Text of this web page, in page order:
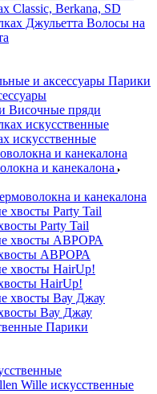
Classic, Berkana, SD
Волосы на
Парики
Височные пряди
искусственные
и канекалона
и канекалона
Party Tail
АВРОРА
HairUp!
Вау Джау
Парики